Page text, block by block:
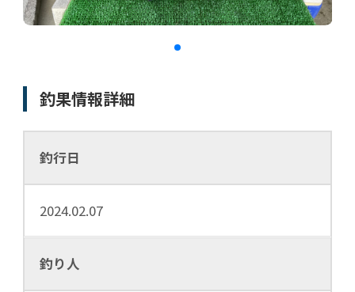
釣果情報詳細
釣行日
2024.02.07
釣り人